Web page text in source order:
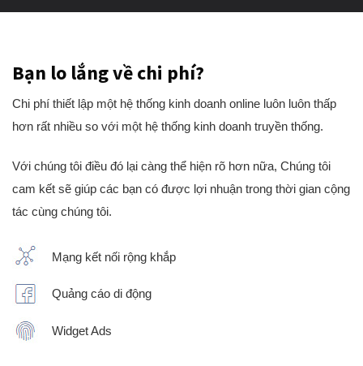
Bạn lo lắng về chi phí?
Chi phí thiết lập một hệ thống kinh doanh online luôn luôn thấp
hơn rất nhiều so với một hệ thống kinh doanh truyền thống.
Với chúng tôi điều đó lại càng thể hiện rõ hơn nữa, Chúng tôi
cam kết sẽ giúp các bạn có được lợi nhuận trong thời gian cộng
tác cùng chúng tôi.
Mạng kết nối rộng khắp
Quảng cáo di động
Widget Ads